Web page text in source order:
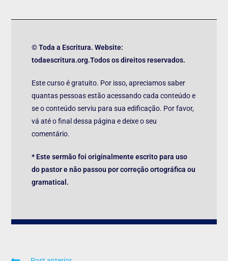
© Toda a Escritura. Website:
todaescritura.org.Todos os direitos reservados.
Este curso é gratuito. Por isso, apreciamos saber
quantas pessoas estão acessando cada conteúdo e
se o conteúdo serviu para sua edificação. Por favor,
vá até o final dessa página e deixe o seu
comentário.
* Este sermão foi originalmente escrito para uso
do pastor e não passou por correção ortográfica ou
gramatical.